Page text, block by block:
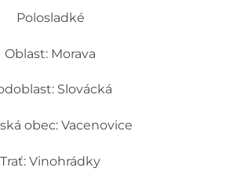
Polosladké
Oblast: Morava
Slovácká
obec: Vacenovice
Trať: Vinohrádky